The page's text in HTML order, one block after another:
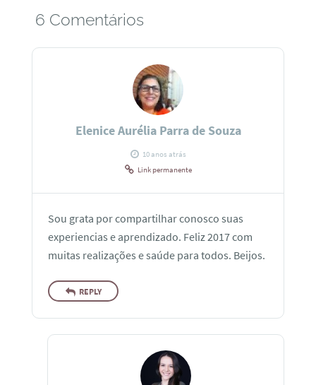
6 Comentários
Elenice Aurélia Parra de Souza
10 anos atrás
Link permanente
Sou grata por compartilhar conosco suas
experiencias e aprendizado. Feliz 2017 com
muitas realizações e saúde para todos. Beijos.
REPLY